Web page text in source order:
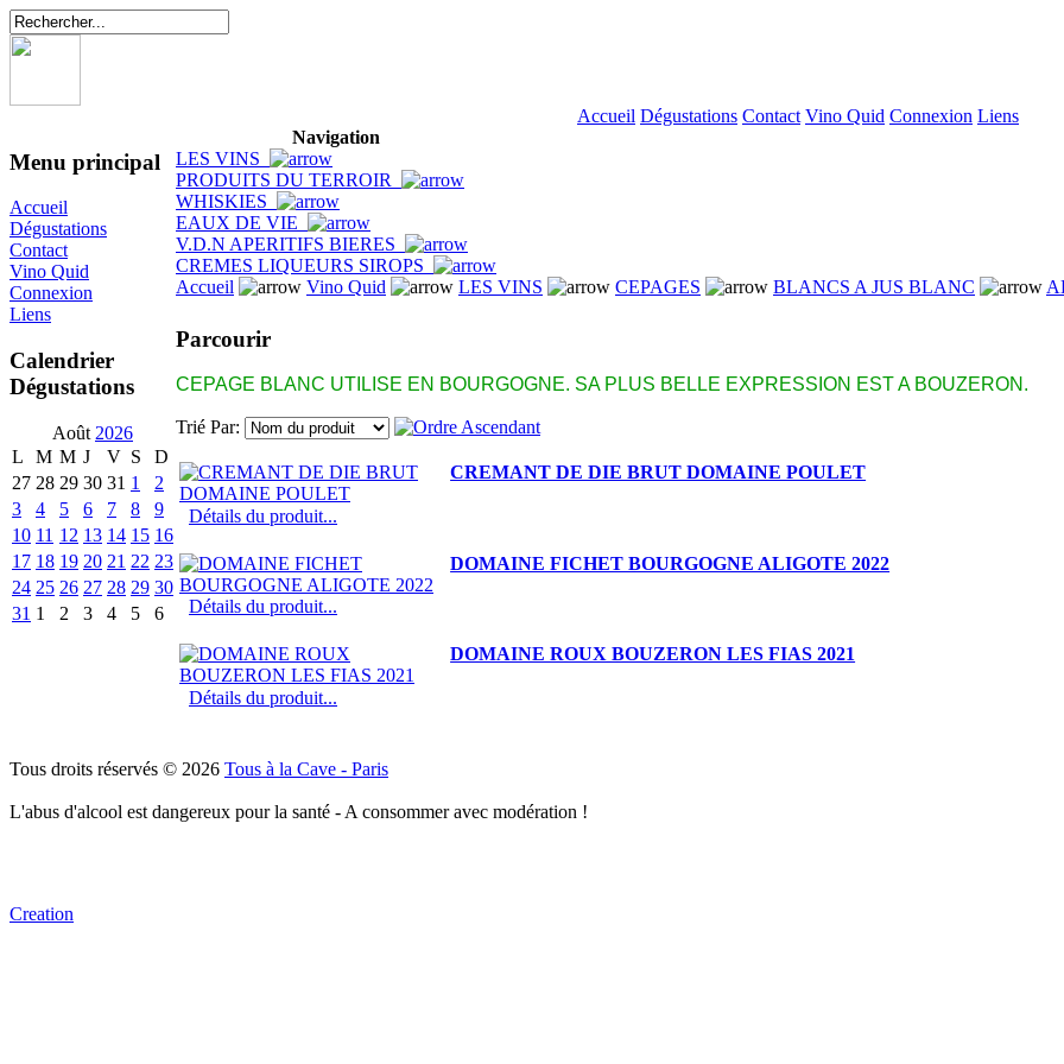
Accueil Dégustations Contact Vino Quid Connexion Liens
Menu principal
Accueil
Dégustations
Contact
Vino Quid
Connexion
Liens
Calendrier
Dégustations
Août 2026
L
M M J V S
D
27 28 29 30 31 1
2
3
4 5 6 7 8
9
10 11 12 13 14 15 16
17 18 19 20 21 22 23
24 25 26 27 28 29 30
31 1 2 3 4 5 6
Navigation
LES VINS
PRODUITS DU TERROIR
WHISKIES
EAUX DE VIE
V.D.N APERITIFS BIERES
CREMES LIQUEURS SIROPS
Accueil
Vino Quid LES VINS CEPAGES BLANCS A JUS BLANC
Parcourir
CEPAGE BLANC UTILISE EN BOURGOGNE. SA PLUS BELLE EXPRESSION EST A BOUZERON.
Trié Par:
CREMANT DE DIE BRUT DOMAINE POULET
Détails du produit...
DOMAINE FICHET BOURGOGNE ALIGOTE 2022
Détails du produit...
DOMAINE ROUX BOUZERON LES FIAS 2021
Détails du produit...
Tous droits réservés © 2026 Tous à la Cave - Paris
L'abus d'alcool est dangereux pour la santé - A consommer avec modération !
Creation